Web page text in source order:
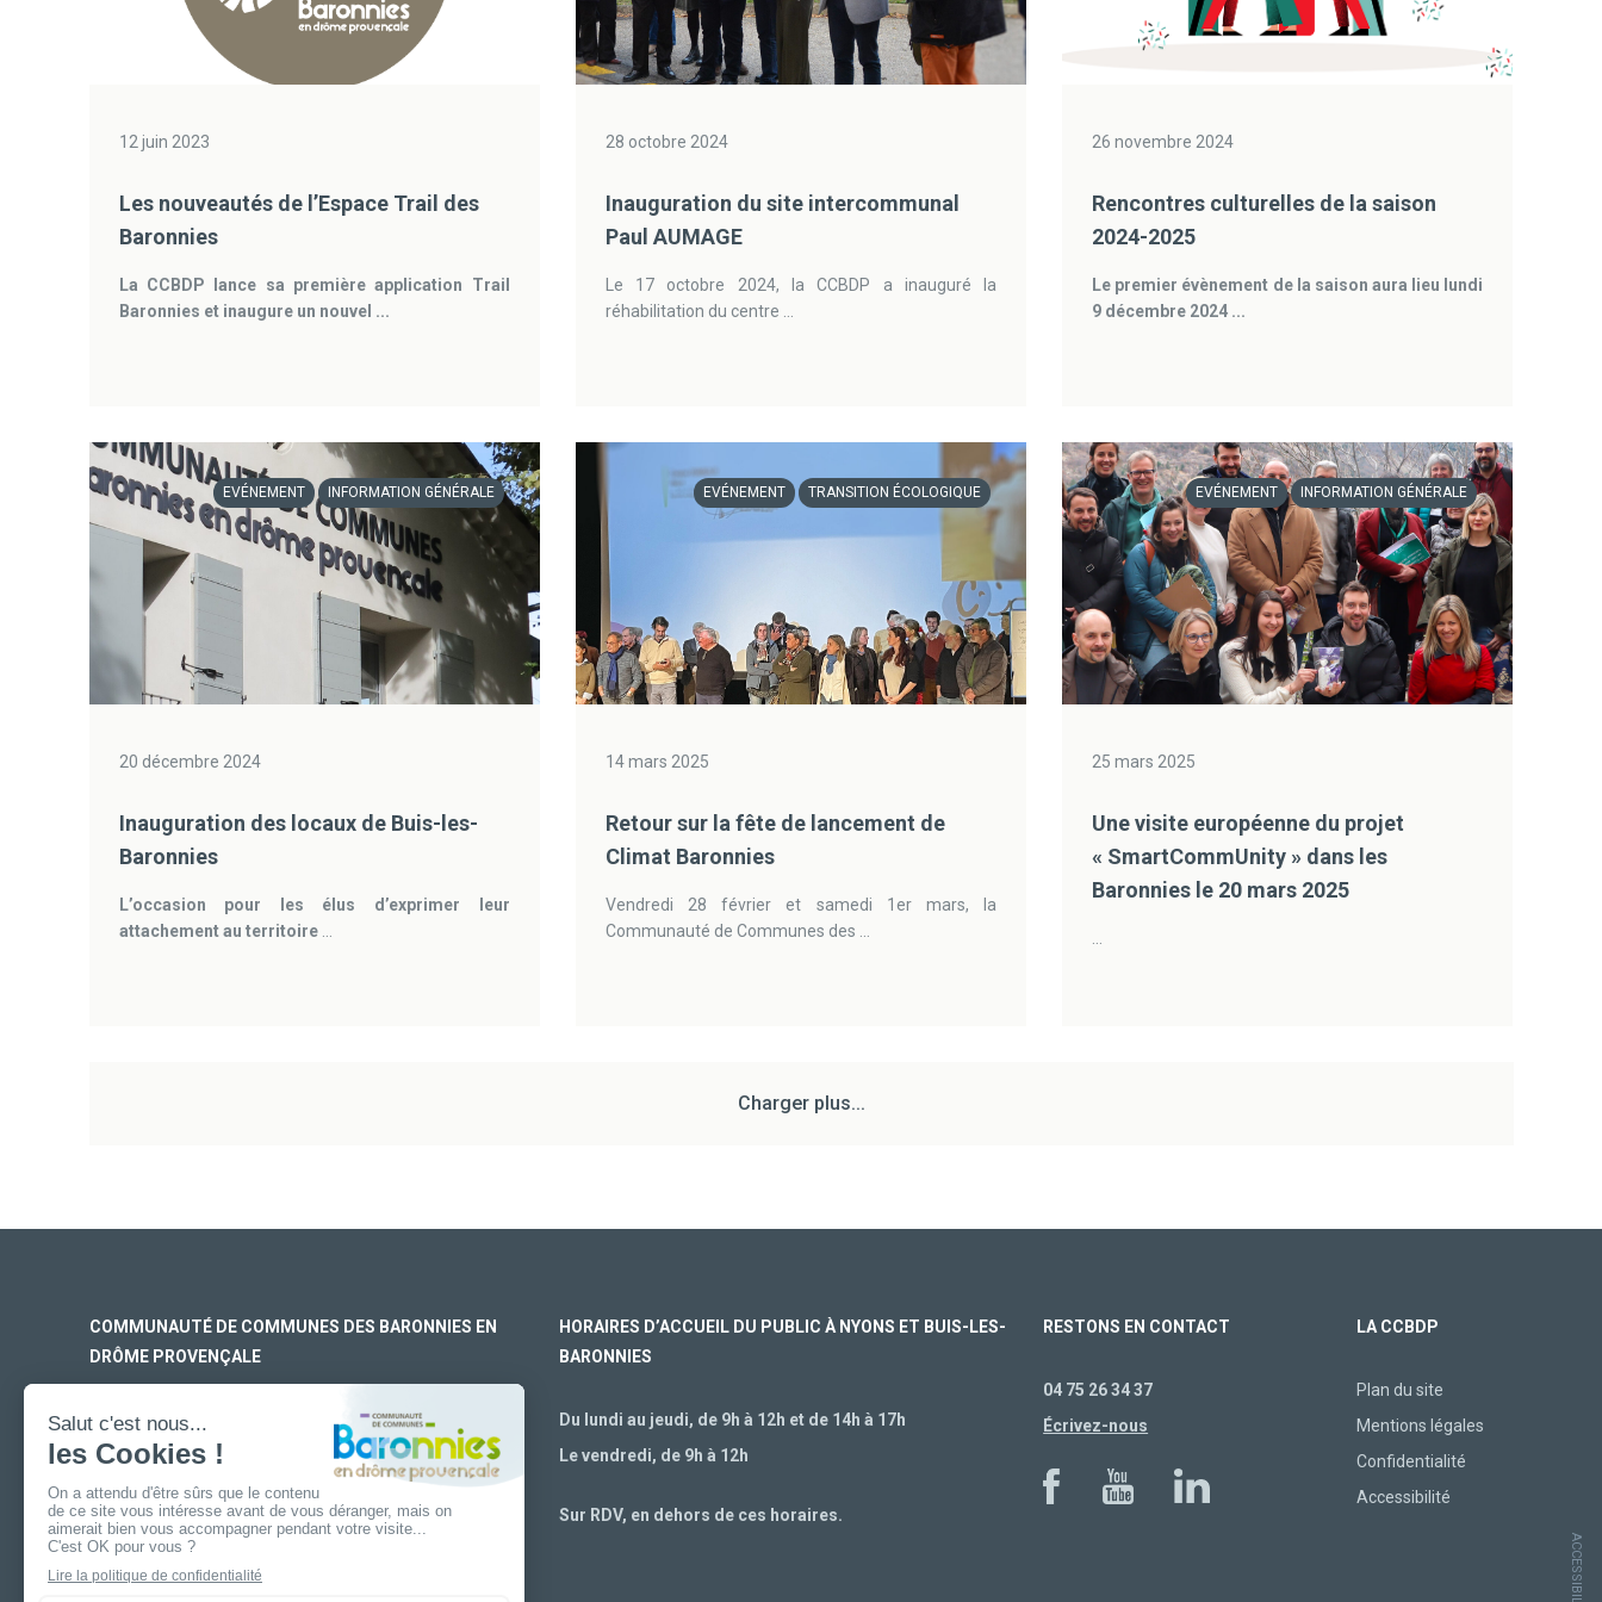
12 juin 2023
Les nouveautés de l’Espace Trail des
Baronnies
La CCBDP lance sa première application Trail
Baronnies et inaugure un nouvel ...
28 octobre 2024
Inauguration du site intercommunal
Paul AUMAGE
Le 17 octobre 2024, la CCBDP a inauguré la
réhabilitation du centre ...
26 novembre 2024
Rencontres culturelles de la saison
2024-2025
Le premier évènement de la saison aura lieu lundi
9 décembre 2024 ...
EVÉNEMENT INFORMATION GÉNÉRALE
20 décembre 2024
Inauguration des locaux de Buis-les-
Baronnies
L’occasion pour les élus d’exprimer leur
attachement au territoire...
EVÉNEMENT TRANSITION ÉCOLOGIQUE
14 mars 2025
Retour sur la fête de lancement de
Climat Baronnies
Vendredi 28 février et samedi 1er mars, la
Communauté de Communes des ...
EVÉNEMENT INFORMATION GÉNÉRALE
25 mars 2025
Une visite européenne du projet
« SmartCommUnity » dans les
Baronnies le 20 mars 2025
Charger plus...
COMMUNAUTÉ DE COMMUNES DES BARONNIES EN
DRÔME PROVENÇALE
SIÈGE SOCIAL
170 rue Ferdinand Fert
Les Laurons – CS 30005
26110 Nyons
ANTENNE DE BUIS-LES-BARONNIES
HORAIRES D’ACCUEIL DU PUBLIC À NYONS ET BUIS-LES-
BARONNIES
Du lundi au jeudi, de 9h à 12h et de 14h à 17h
Le vendredi, de 9h à 12h
Sur RDV, en dehors de ces horaires.
RESTONS EN CONTACT
04 75 26 34 37
Écrivez-nous
LA CCBDP
Plan du site
Mentions légales
Confidentialité
Accessibilité
ACCESSIBILITÉ